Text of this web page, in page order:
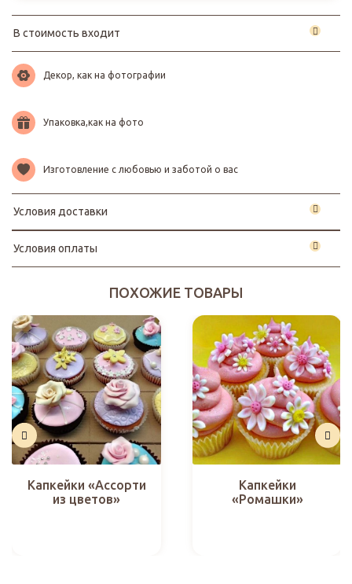
В стоимость входит
Декор, как на фотографии
Упаковка,как на фото
Изготовление с любовью и заботой о вас
Условия доставки
Условия оплаты
ПОХОЖИЕ ТОВАРЫ
Капкейки «Ассорти
из цветов»
Капкейки
«Ромашки»